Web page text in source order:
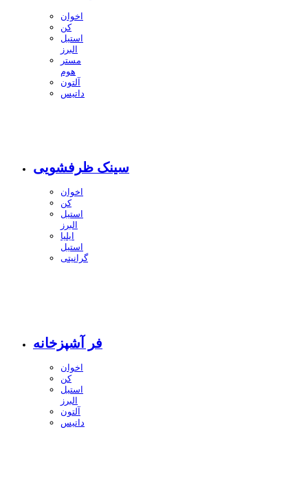
اخوان
کن
استیل
البرز
مستر
هوم
آلتون
داتیس
سینک ظرفشویی
اخوان
کن
استیل
البرز
ایلیا
استیل
گرانیتی
فر آشپزخانه
اخوان
کن
استیل
البرز
آلتون
داتیس